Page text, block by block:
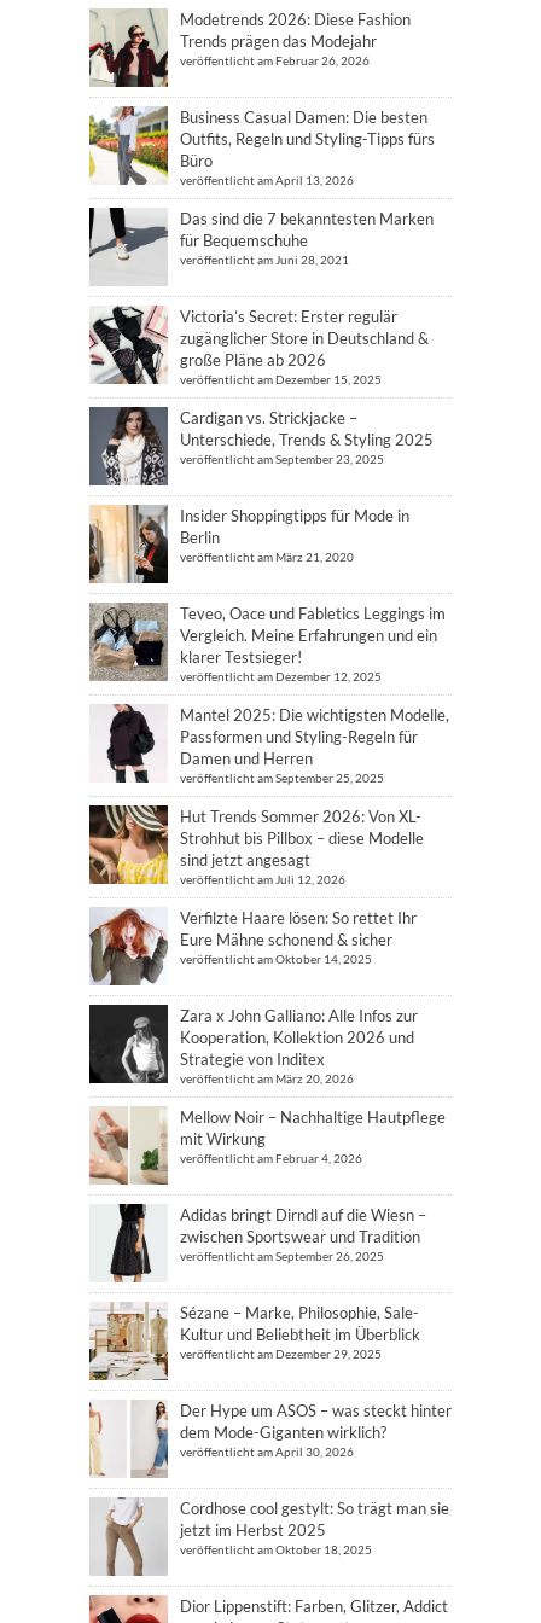
Modetrends 2026: Diese Fashion
Trends prägen das Modejahr
veröffentlicht am Februar 26, 2026
Business Casual Damen: Die besten
Outfits, Regeln und Styling-Tipps fürs
Büro
veröffentlicht am April 13, 2026
Das sind die 7 bekanntesten Marken
für Bequemschuhe
veröffentlicht am Juni 28, 2021
Victoria’s Secret: Erster regulär
zugänglicher Store in Deutschland &
große Pläne ab 2026
veröffentlicht am Dezember 15, 2025
Cardigan vs. Strickjacke –
Unterschiede, Trends & Styling 2025
veröffentlicht am September 23, 2025
Insider Shoppingtipps für Mode in
Berlin
veröffentlicht am März 21, 2020
Teveo, Oace und Fabletics Leggings im
Vergleich. Meine Erfahrungen und ein
klarer Testsieger!
veröffentlicht am Dezember 12, 2025
Mantel 2025: Die wichtigsten Modelle,
Passformen und Styling-Regeln für
Damen und Herren
veröffentlicht am September 25, 2025
Hut Trends Sommer 2026: Von XL-
Strohhut bis Pillbox – diese Modelle
sind jetzt angesagt
veröffentlicht am Juli 12, 2026
Verfilzte Haare lösen: So rettet Ihr
Eure Mähne schonend & sicher
veröffentlicht am Oktober 14, 2025
Zara x John Galliano: Alle Infos zur
Kooperation, Kollektion 2026 und
Strategie von Inditex
veröffentlicht am März 20, 2026
Mellow Noir – Nachhaltige Hautpflege
mit Wirkung
veröffentlicht am Februar 4, 2026
Adidas bringt Dirndl auf die Wiesn –
zwischen Sportswear und Tradition
veröffentlicht am September 26, 2025
Sézane – Marke, Philosophie, Sale-
Kultur und Beliebtheit im Überblick
veröffentlicht am Dezember 29, 2025
Der Hype um ASOS – was steckt hinter
dem Mode-Giganten wirklich?
veröffentlicht am April 30, 2026
Cordhose cool gestylt: So trägt man sie
jetzt im Herbst 2025
veröffentlicht am Oktober 18, 2025
Dior Lippenstift: Farben, Glitzer, Addict